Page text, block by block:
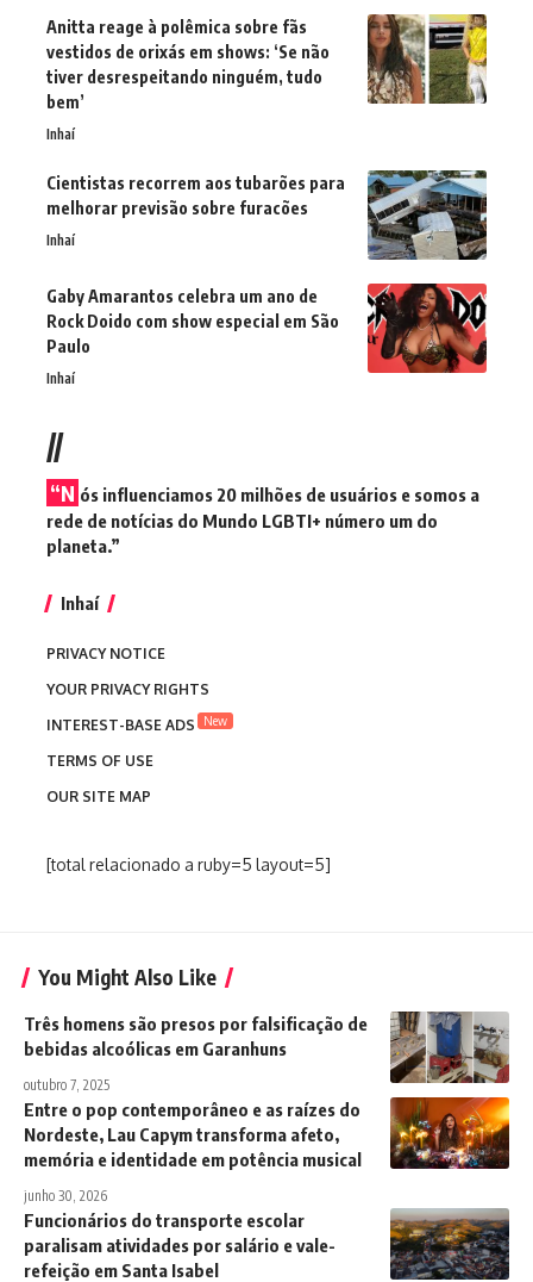
Anitta reage à polêmica sobre fãs
vestidos de orixás em shows: ‘Se não
tiver desrespeitando ninguém, tudo
bem’
Inhaí
Cientistas recorrem aos tubarões para
melhorar previsão sobre furacões
Inhaí
Gaby Amarantos celebra um ano de
Rock Doido com show especial em São
Paulo
Inhaí
//
“N ós influenciamos 20 milhões de usuários e somos a
rede de notícias do Mundo LGBTI+ número um do
planeta.”
Inhaí
PRIVACY NOTICE
YOUR PRIVACY RIGHTS
INTEREST-BASE ADS
New
TERMS OF USE
OUR SITE MAP
[total relacionado a ruby=5 layout=5]
You Might Also Like
Três homens são presos por falsificação de
bebidas alcoólicas em Garanhuns
outubro 7, 2025
Entre o pop contemporâneo e as raízes do
Nordeste, Lau Capym transforma afeto,
memória e identidade em potência musical
junho 30, 2026
Funcionários do transporte escolar
paralisam atividades por salário e vale-
refeição em Santa Isabel